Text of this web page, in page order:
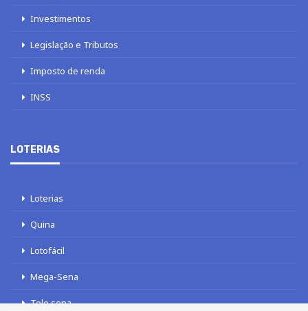
Investimentos
Legislação e Tributos
Imposto de renda
INSS
LOTERIAS
Loterias
Quina
Lotofácil
Mega-Sena
Tele sena